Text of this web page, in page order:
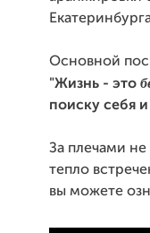
Основной
"Жизнь - это
поиску себя
За плечами
тепло
вы можете